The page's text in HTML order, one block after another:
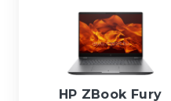
HP ZBook Fury